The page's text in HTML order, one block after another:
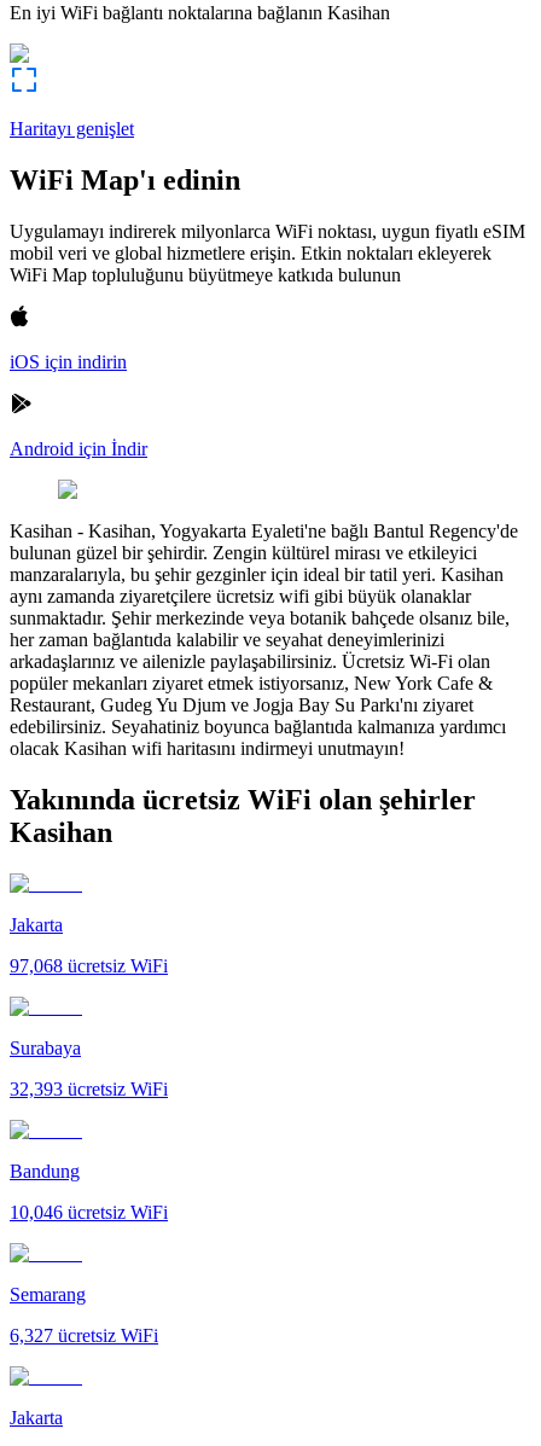
En iyi WiFi bağlantı noktalarına bağlanın Kasihan
Haritayı genişlet
WiFi Map'ı edinin
Uygulamayı indirerek milyonlarca WiFi noktası, uygun fiyatlı eSIM
mobil veri ve global hizmetlere erişin. Etkin noktaları ekleyerek
WiFi Map topluluğunu büyütmeye katkıda bulunun
iOS için indirin
Android için İndir
Kasihan - Kasihan, Yogyakarta Eyaleti'ne bağlı Bantul Regency'de
bulunan güzel bir şehirdir. Zengin kültürel mirası ve etkileyici
manzaralarıyla, bu şehir gezginler için ideal bir tatil yeri. Kasihan
aynı zamanda ziyaretçilere ücretsiz wifi gibi büyük olanaklar
sunmaktadır. Şehir merkezinde veya botanik bahçede olsanız bile,
her zaman bağlantıda kalabilir ve seyahat deneyimlerinizi
arkadaşlarınız ve ailenizle paylaşabilirsiniz. Ücretsiz Wi-Fi olan
popüler mekanları ziyaret etmek istiyorsanız, New York Cafe &
Restaurant, Gudeg Yu Djum ve Jogja Bay Su Parkı'nı ziyaret
edebilirsiniz. Seyahatiniz boyunca bağlantıda kalmanıza yardımcı
olacak Kasihan wifi haritasını indirmeyi unutmayın!
Yakınında ücretsiz WiFi olan şehirler
Kasihan
Jakarta
97,068 ücretsiz WiFi
Surabaya
32,393 ücretsiz WiFi
Bandung
10,046 ücretsiz WiFi
Semarang
6,327 ücretsiz WiFi
Jakarta